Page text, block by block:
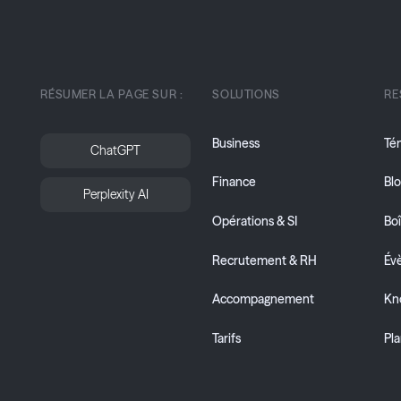
RÉSUMER LA PAGE SUR :
ChatGPT
Perplexity AI
SOLUTIONS
Business
Finance
Opérations & SI
Recrutement & RH
Accompagnement
Tarifs